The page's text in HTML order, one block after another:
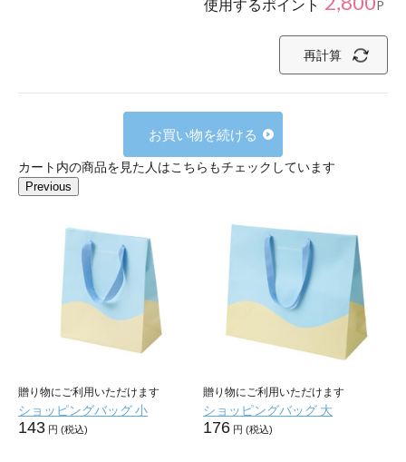
使用するポイント P
再計算
お買い物を続ける
カート内の商品を見た人はこちらもチェックしています
Previous
贈り物にご利用いただけます
ショッピングバッグ 小
143 円 (税込)
贈り物にご利用いただけます
ショッピングバッグ 大
176 円 (税込)